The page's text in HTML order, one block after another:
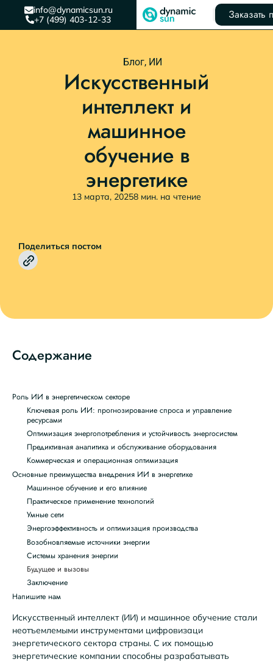
info@dynamicsun.ru
+7 (499) 403-12-33
Заказать
Блог, ИИ
Искусственный
интеллект и
машинное
обучение в
энергетике
13 марта, 20258 мин. на чтение
Поделиться постом
Содержание
Роль ИИ в энергетическом секторе
Ключевая роль ИИ: прогнозирование спроса и управление
ресурсами
Оптимизация энергопотребления и устойчивость энергосистем
Предиктивная аналитика и обслуживание оборудования
Коммерческая и операционная оптимизация
Основные преимущества внедрения ИИ в энергетике
Машинное обучение и его влияние
Практическое применение технологий
Умные сети
Энергоэффективность и оптимизация производства
Возобновляемые источники энергии
Системы хранения энергии
Будущее и вызовы
Заключение
Напишите нам
Искусственный интеллект (ИИ) и машинное обучение стали
неотъемлемыми инструментами цифровизаци
энергетического сектора страны. С их помощью
энергетические компании способны разрабатывать